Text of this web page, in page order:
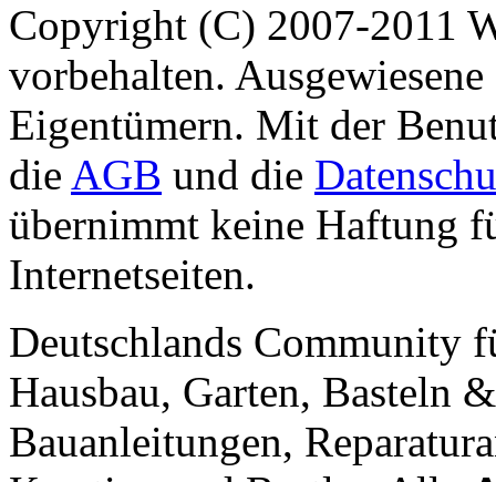
Copyright (C) 2007-2011
vorbehalten.
Eigentümern. Mit der
die AGB und die
übernimmt keine Haftung
Internetseiten.
Deutschlands Community
Hausbau, Garten, Basteln
Bauanleitungen,